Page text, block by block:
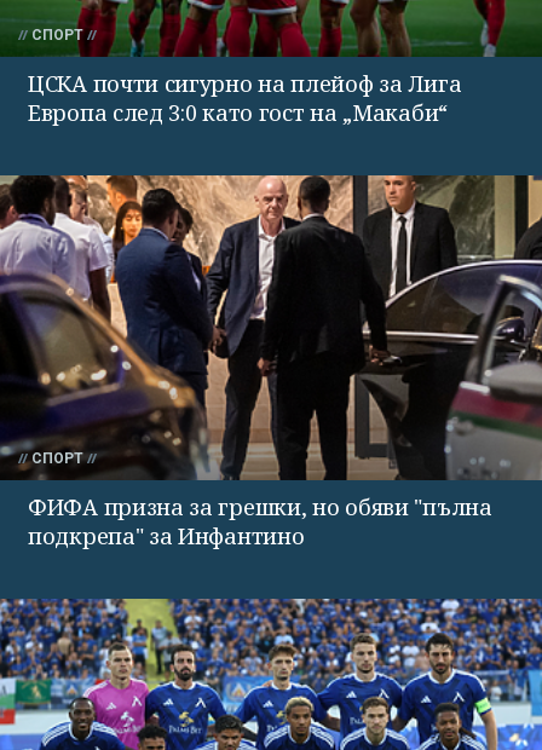
СПОРТ
ЦСКА почти сигурно на плейоф за Лига
Европа след 3:0 като гост на „Макаби“
СПОРТ
ФИФА призна за грешки, но обяви "пълна
подкрепа" за Инфантино